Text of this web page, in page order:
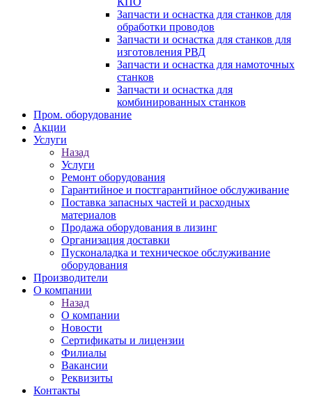
Запчасти и оснастка для станков для
обработки проводов
Запчасти и оснастка для станков для
изготовления РВД
Запчасти и оснастка для намоточных
станков
Запчасти и оснастка для
комбинированных станков
Пром. оборудование
Акции
Услуги
Назад
Услуги
Ремонт оборудования
Гарантийное и постгарантийное обслуживание
Поставка запасных частей и расходных
материалов
Продажа оборудования в лизинг
Организация доставки
Пусконаладка и техническое обслуживание
оборудования
Производители
О компании
Назад
О компании
Новости
Сертификаты и лицензии
Филиалы
Вакансии
Реквизиты
Контакты